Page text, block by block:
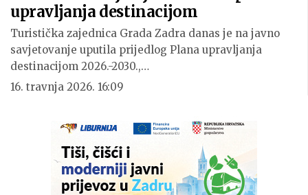
upravljanja destinacijom
Turistička zajednica Grada Zadra danas je na javno
savjetovanje uputila prijedlog Plana upravljanja
destinacijom 2026.-2030.,…
16. travnja 2026. 16:09